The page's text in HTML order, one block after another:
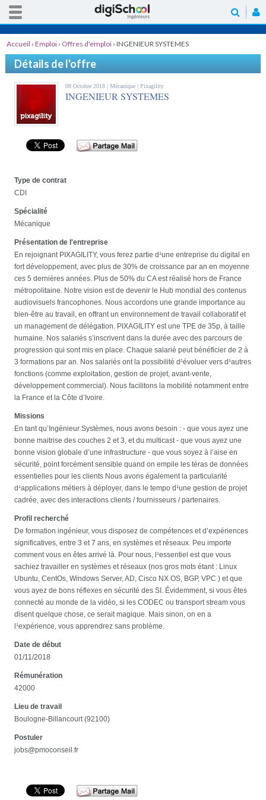
Accueil › Emploi › Offres d'emploi › INGENIEUR SYSTEMES
Détails de l'offre
08 Octobre 2018 | Mécanique | Pixagility
INGENIEUR SYSTEMES
Type de contrat
CDI
Spécialité
Mécanique
Présentation de l'entreprise
En rejoignant PIXAGILITY, vous ferez partie d¹une entreprise du digital en
fort développement, avec plus de 30% de croissance par an en moyenne
ces 5 dernières années. Plus de 50% du CA est réalisé hors de France
métropolitaine. Notre vision est de devenir le Hub mondial des contenus
audiovisuels francophones. Nous accordons une grande importance au
bien-être au travail, en offrant un environnement de travail collaboratif et
un management de délégation. PIXAGILITY est une TPE de 35p, à taille
humaine. Nos salariés s’inscrivent dans la durée avec des parcours de
progression qui sont mis en place. Chaque salarié peut bénéficier de 2 à
3 formations par an. Nos salariés ont la possibilité d¹évoluer vers d¹autres
fonctions (comme exploitation, gestion de projet, avant-vente,
développement commercial). Nous facilitons la mobilité notamment entre
la France et la Côte d’Ivoire.
Missions
En tant qu’Ingénieur Systèmes, nous avons besoin : - que vous ayez une
bonne maitrise des couches 2 et 3, et du multicast - que vous ayez une
bonne vision globale d’une infrastructure - que vous soyez à l’aise en
sécurité, point forcément sensible quand on empile les téras de données
essentielles pour les clients Nous avons également la particularité
d¹applications métiers à déployer, dans le tempo d¹une gestion de projet
cadrée, avec des interactions clients / fournisseurs / partenaires.
Profil recherché
De formation ingénieur, vous disposez de compétences et d’expériences
significatives, entre 3 et 7 ans, en systèmes et réseaux. Peu importe
comment vous en êtes arrivé là. Pour nous, l¹essentiel est que vous
sachiez travailler en systèmes et réseaux (nos gros mots étant : Linux
Ubuntu, CentOs, Windows Server, AD, Cisco NX OS, BGP, VPC ) et que
vous ayez de bons réflexes en sécurité des SI. Évidemment, si vous êtes
connecté au monde de la vidéo, si les CODEC ou transport stream vous
disent quelque chose, ce serait magique. Mais sinon, on en a
l¹expérience, vous apprendrez sans problème.
Date de début
01/11/2018
Rémunération
42000
Lieu de travail
Boulogne-Billancourt (92100)
Postuler
jobs@pmoconseil.fr